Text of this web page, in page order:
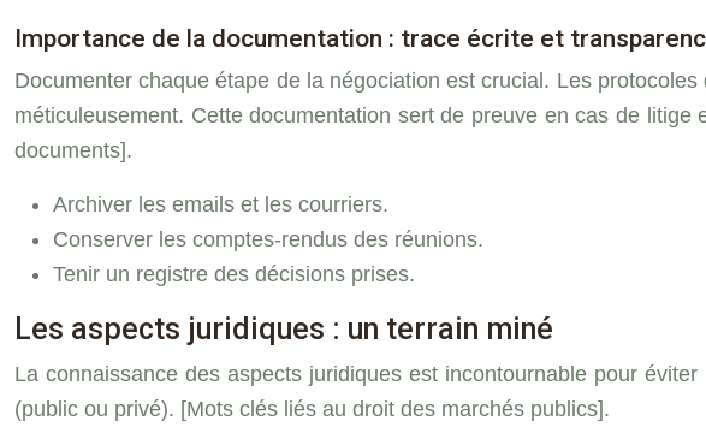
Importance de la documentation : trace écrite et
Documenter chaque étape de la négociation est crucial. Les
méticuleusement. Cette documentation sert de preuve en cas de
documents].
Archiver les emails et les courriers.
Conserver les comptes-rendus des réunions.
Tenir un registre des décisions prises.
Les aspects juridiques : un terrain miné
La connaissance des aspects juridiques est incontournable pour
(public ou privé). [Mots clés liés au droit des marchés publics].